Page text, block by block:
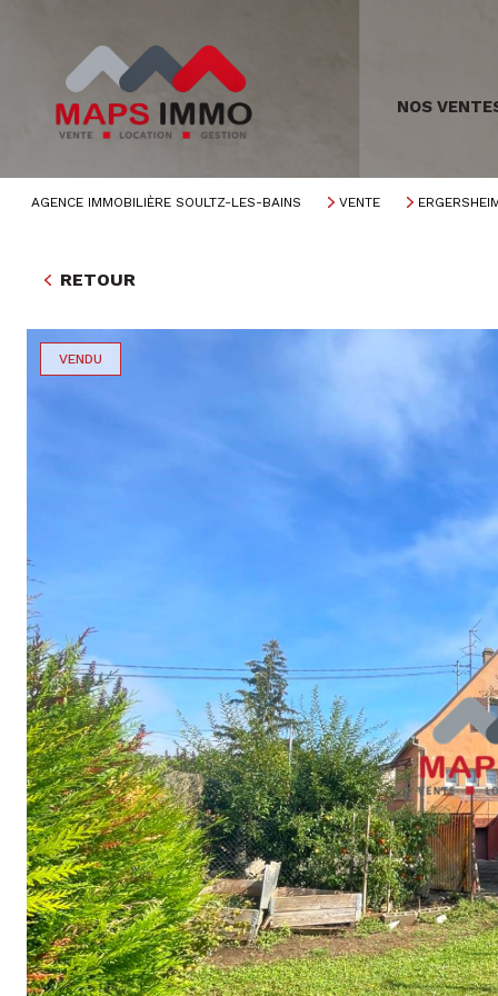
NOS
AGENCE IMMOBILIÈRE SOULTZ-LES-BAINS VENTE
RETOUR
VENDU